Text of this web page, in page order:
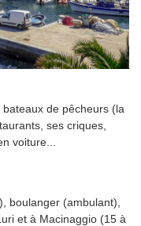
de pêcheurs (la
ses criques,
voiture...
boulanger (ambulant),
et à Macinaggio (15 à